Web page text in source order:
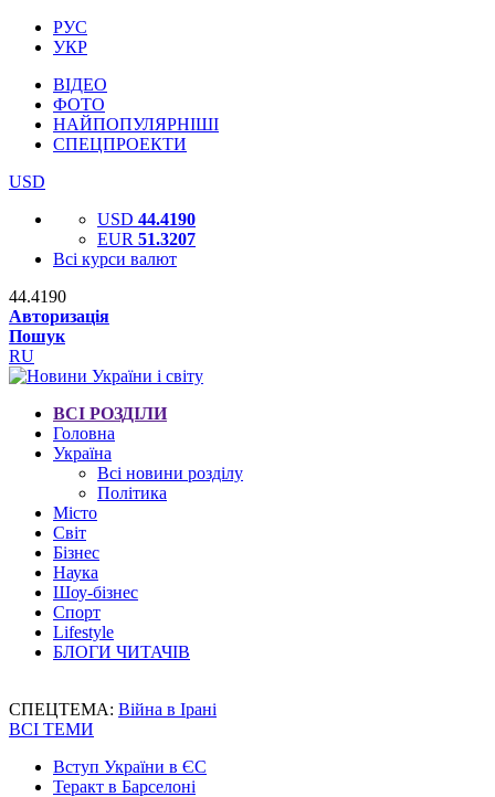
РУС
УКР
ВІДЕО
ФОТО
НАЙПОПУЛЯРНІШІ
СПЕЦПРОЕКТИ
USD
USD 44.4190
EUR 51.3207
Всі курси валют
44.4190
Авторизація
Пошук
RU
ВСІ РОЗДІЛИ
Головна
Україна
Всі новини розділу
Політика
Місто
Світ
Бізнес
Наука
Шоу-бізнес
Спорт
Lifestyle
БЛОГИ ЧИТАЧІВ
СПЕЦТЕМА: Війна в Ірані
ВСІ ТЕМИ
Вступ України в ЄС
Теракт в Барселоні